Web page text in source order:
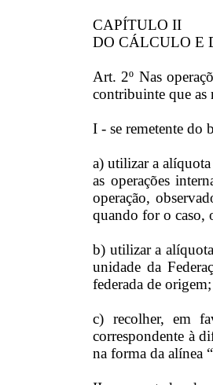
CAPÍTULO II
DO CÁLCULO E
Art. 2º Nas
contribuinte que as
I - se remetente do
a) utilizar a
as operações
operação,
quando for o caso,
b) utilizar a
unidade da
federada de origem;
c) recolher, em
correspondente à
na forma da alínea